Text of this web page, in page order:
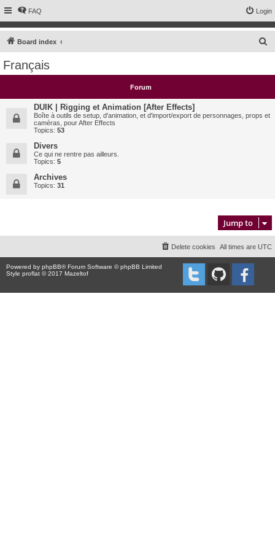
FAQ Login
Board index
c
h
Français
Forum
DUIK | Rigging et Animation [After Effects]
Boîte à outils de setup, d'animation, et d'import/export de personnages, props et
caméras, pour After Effects
Topics: 53
Divers
Ce qui ne rentre pas ailleurs.
Topics: 5
Archives
Topics: 31
Jump to
All times are UTC
Delete cookies
Powered by phpBB® Forum Software © phpBB Limited
Style proflat © 2017 Mazeltof